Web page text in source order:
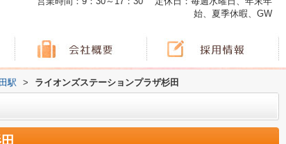
始、夏季休暇、GW
駅 > ライオンズステーションプラザ杉田